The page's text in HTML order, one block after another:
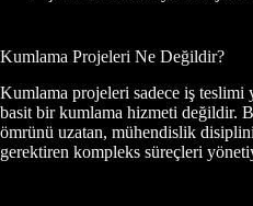
Kumlama Projeleri Ne Değildir?
Kumlama projeleri sadece iş teslimi
basit bir kumlama hizmeti değildir.
ömrünü uzatan, mühendislik
gerektiren kompleks süreçleri